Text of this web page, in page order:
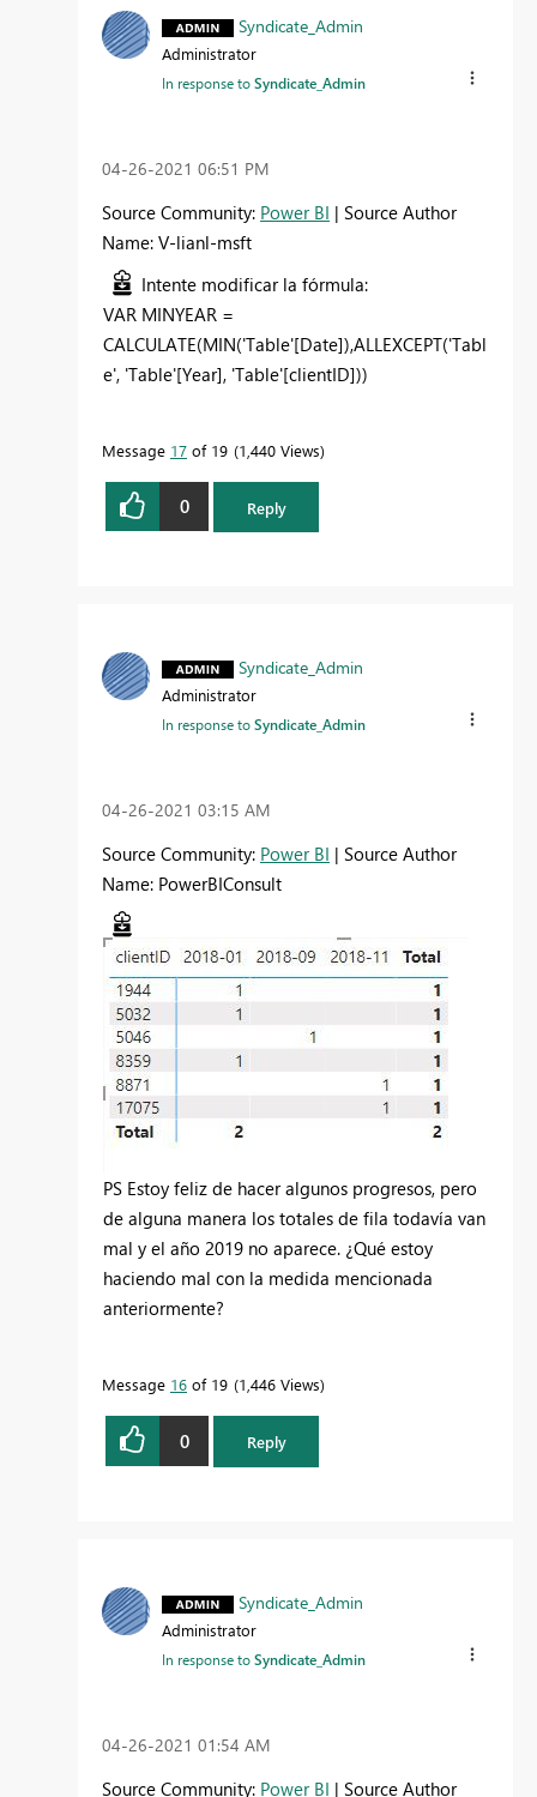
Syndicate_Admin
Administrator
In response toSyndicate_Admin
‎04-26-2021 06:51 PM
Source Community: Power BI | Source Author
Name: V-lianl-msft
Intente modificar la fórmula:
VAR MINYEAR =
CALCULATE(MIN('Table'[Date]),ALLEXCEPT('Tabl
e', 'Table'[Year], 'Table'[clientID]))
Message 17 of 19 1,440 Views
0 Reply
Syndicate_Admin
Administrator
In response toSyndicate_Admin
‎04-26-2021 03:15 AM
Source Community: Power BI | Source Author
Name: PowerBIConsult
PS Estoy feliz de hacer algunos progresos, pero
de alguna manera los totales de fila todavía van
mal y el año 2019 no aparece. ¿Qué estoy
haciendo mal con la medida mencionada
anteriormente?
Message 16 of 19 1,446 Views
0 Reply
Syndicate_Admin
Administrator
In response toSyndicate_Admin
‎04-26-2021 01:54 AM
Source Community: Power BI | Source Author